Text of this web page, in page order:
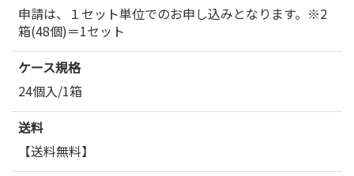
申請は、１セット単位でのお申し込みとなります。※2
箱(48個)＝1セット
ケース規格
24個入/1箱
送料
【送料無料】